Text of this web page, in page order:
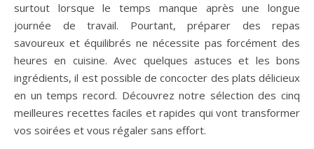
surtout lorsque le temps manque après une longue
journée de travail. Pourtant, préparer des repas
savoureux et équilibrés ne nécessite pas forcément des
heures en cuisine. Avec quelques astuces et les bons
ingrédients, il est possible de concocter des plats délicieux
en un temps record. Découvrez notre sélection des cinq
meilleures recettes faciles et rapides qui vont transformer
vos soirées et vous régaler sans effort.